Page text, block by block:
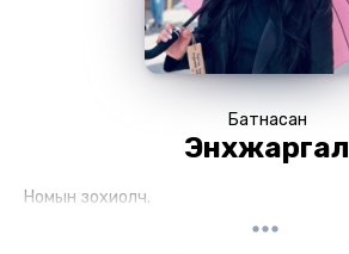
Батнасан
Энхжаргал
Номын зохиолч.